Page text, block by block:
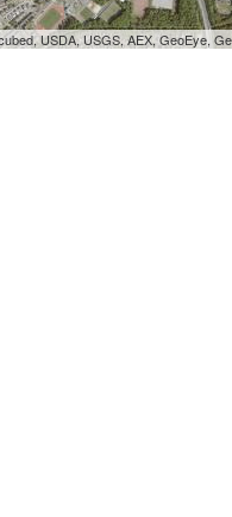
USDA, USGS, AEX, GeoEye,